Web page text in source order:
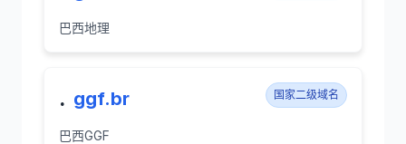
巴西地理
. ggf.br 国家二级域名
巴西GGF